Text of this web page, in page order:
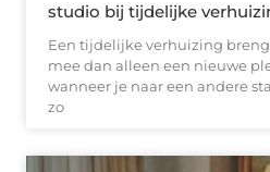
studio bij tijdelijke
Een tijdelijke verhuizing
mee dan alleen een nieuwe
wanneer je naar een andere
zo